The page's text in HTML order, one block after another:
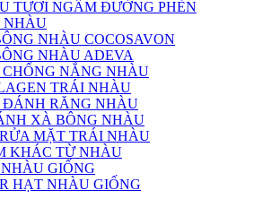
TƯƠI NGÂM ĐƯỜNG PHÈN
NHÀU
NHÀU COCOSAVON
NHÀU ADEVA
NẮNG NHÀU
TRÁI NHÀU
ĐÁNH RĂNG NHÀU
XÀ BÔNG NHÀU
MẶT TRÁI NHÀU
KHÁC TỪ NHÀU
GIỐNG
HẠT NHÀU GIỐNG